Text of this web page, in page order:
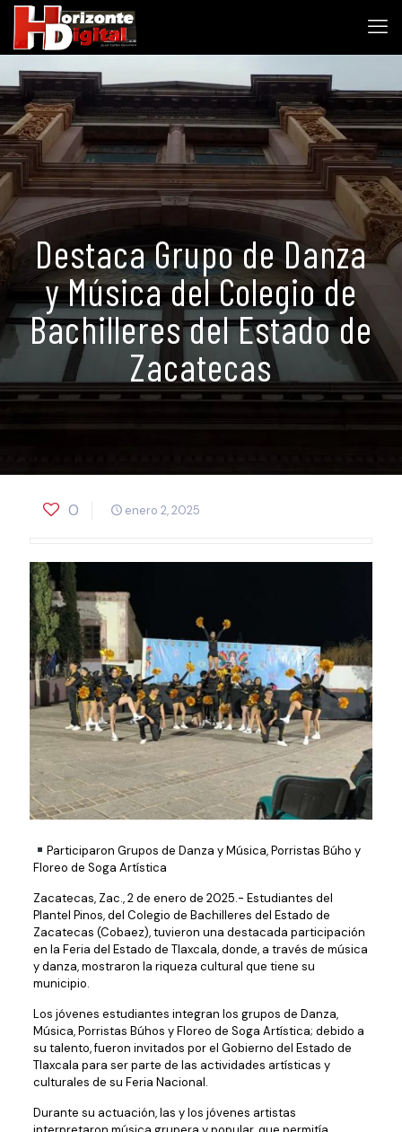
Destaca Grupo de Danza
y Música del Colegio de
Bachilleres del Estado de
Zacatecas
0 enero 2, 2025
Participaron Grupos de Danza y Música, Porristas Búho y
Floreo de Soga Artística
Zacatecas, Zac., 2 de enero de 2025.- Estudiantes del
Plantel Pinos, del Colegio de Bachilleres del Estado de
Zacatecas (Cobaez), tuvieron una destacada participación
en la Feria del Estado de Tlaxcala, donde, a través de música
y danza, mostraron la riqueza cultural que tiene su
municipio.
Los jóvenes estudiantes integran los grupos de Danza,
Música, Porristas Búhos y Floreo de Soga Artística; debido a
su talento, fueron invitados por el Gobierno del Estado de
Tlaxcala para ser parte de las actividades artísticas y
culturales de su Feria Nacional.
Durante su actuación, las y los jóvenes artistas